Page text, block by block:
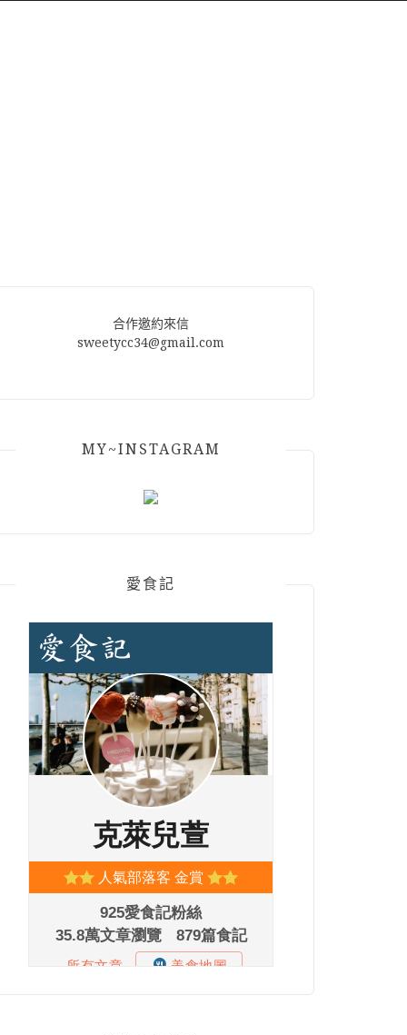
合作邀約來信
sweetycc34@gmail.com
MY~INSTAGRAM
愛食記